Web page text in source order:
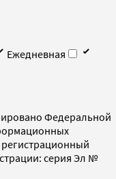
Ежедневная
Федеральной
серия Эл №